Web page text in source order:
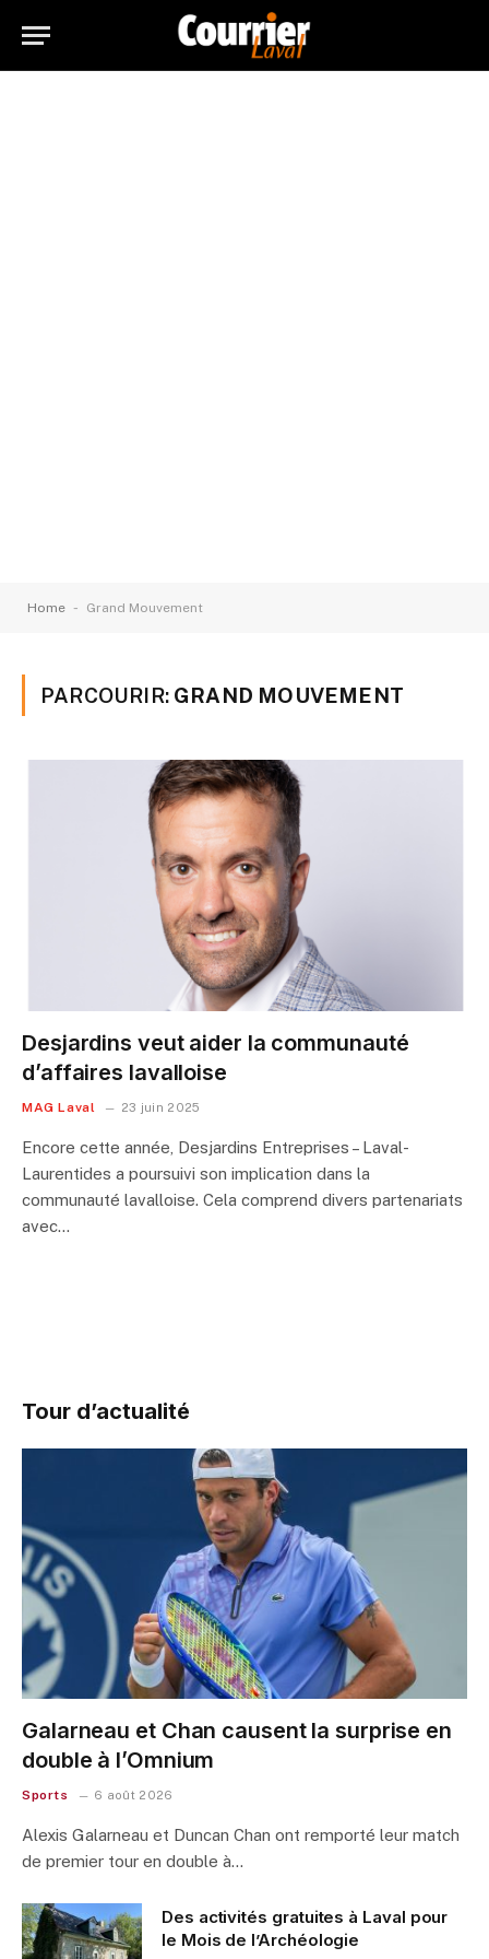
Home - Grand Mouvement
PARCOURIR: GRAND MOUVEMENT
Desjardins veut aider la communauté
d’affaires lavalloise
MAG Laval 23 juin 2025
Encore cette année, Desjardins Entreprises – Laval-
Laurentides a poursuivi son implication dans la
communauté lavalloise. Cela comprend divers partenariats
avec…
Tour d’actualité
Galarneau et Chan causent la surprise en
double à l’Omnium
Sports 6 août 2026
Alexis Galarneau et Duncan Chan ont remporté leur match
de premier tour en double à…
Des activités gratuites à Laval pour
le Mois de l’Archéologie